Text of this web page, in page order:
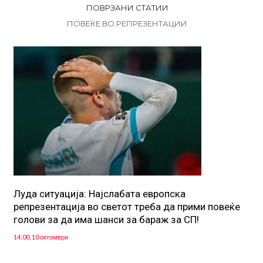
ПОВРЗАНИ СТАТИИ
ПОВЕЌЕ ВО РЕПРЕЗЕНТАЦИИ
Луда ситуација: Најслабата европска
репрезентација во светот треба да прими повеќе
голови за да има шанси за бараж за СП!
14:00, 10 октомври